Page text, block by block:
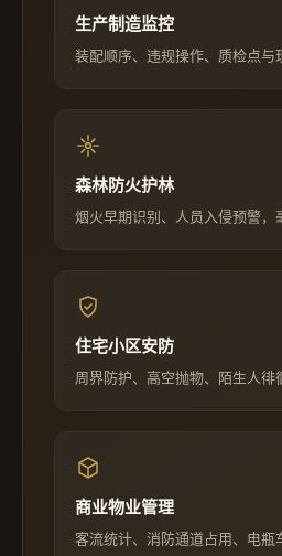
生产制造监控
装配顺序、违规操作、质检点与
森林防火护林
烟火早期识别、人员入侵预警，
住宅小区安防
周界防护、高空抛物、陌生人徘
商业物业管理
客流统计、消防通道占用、电瓶